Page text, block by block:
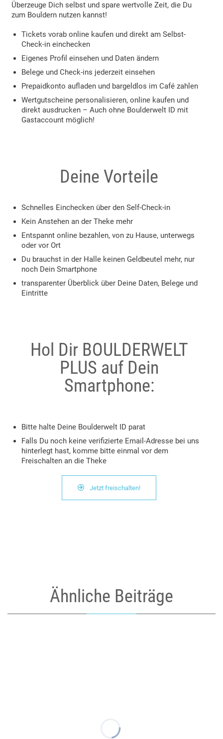
Überzeuge Dich selbst und spare wertvolle Zeit, die Du
zum Bouldern nutzen kannst!
Tickets vorab online kaufen und direkt am Selbst-
Check-in einchecken
Eigenes Profil einsehen und Daten ändern
Belege und Check-ins jederzeit einsehen
Prepaidkonto aufladen und bargeldlos im Café zahlen
Wertgutscheine personalisieren, online kaufen und
direkt ausdrucken – Auch ohne Boulderwelt ID mit
Gastaccount möglich!
Deine Vorteile
Schnelles Einchecken über den Self-Check-in
Kein Anstehen an der Theke mehr
Entspannt online bezahlen, von zu Hause, unterwegs
oder vor Ort
Du brauchst in der Halle keinen Geldbeutel mehr, nur
noch Dein Smartphone
transparenter Überblick über Deine Daten, Belege und
Eintritte
Hol Dir BOULDERWELT
PLUS auf Dein
Smartphone:
Bitte halte Deine Boulderwelt ID parat
Falls Du noch keine verifizierte Email-Adresse bei uns
hinterlegt hast, komme bitte einmal vor dem
Freischalten an die Theke
 Jetzt freischalten!
Ähnliche Beiträge